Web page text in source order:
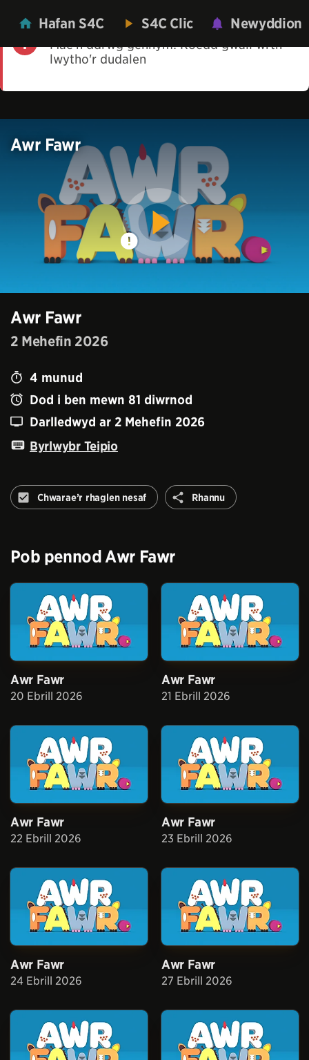
Hafan S4C S4C Clic Newyddion
Mae'n ddrwg gennym! Roedd gwall wrth
lwytho'r dudalen
Awr Fawr
Awr Fawr
2 Mehefin 2026
4 munud
Dod i ben mewn 81 diwrnod
Darlledwyd ar 2 Mehefin 2026
Byrlwybr Teipio
Chwarae’r rhaglen nesaf
rhaglen
nesaf
Rhannu Rhannu
Pob pennodAwr Fawr
Awr Fawr
20 Ebrill 2026
Awr Fawr
21 Ebrill 2026
Awr Fawr
22 Ebrill 2026
Awr Fawr
23 Ebrill 2026
Awr Fawr
24 Ebrill 2026
Awr Fawr
27 Ebrill 2026